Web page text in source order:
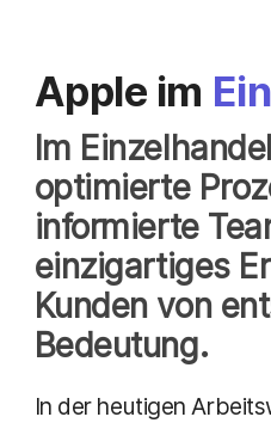
Apple im
Im
optimierte
informierte
einzigartiges
Kunden von
Bedeutung.
In der heutigen